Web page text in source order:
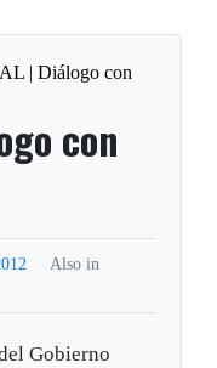
| Diálogo con
con
Also in
Gobierno